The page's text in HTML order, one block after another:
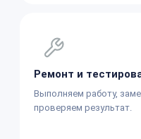
Ремонт и
Выполняем работу,
проверяем результат.